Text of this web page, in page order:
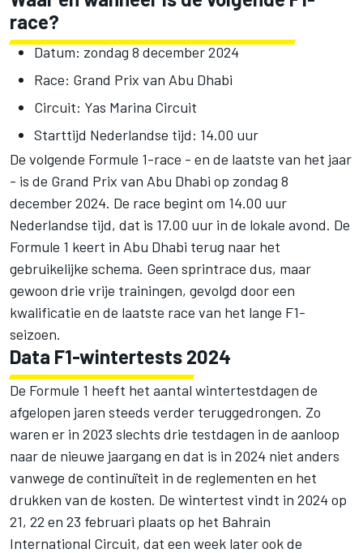
race?
Datum: zondag 8 december 2024
Race: Grand Prix van Abu Dhabi
Circuit: Yas Marina Circuit
Starttijd Nederlandse tijd: 14.00 uur
De volgende Formule 1-race - en de laatste van het jaar
- is de Grand Prix van Abu Dhabi op zondag 8
december 2024. De race begint om 14.00 uur
Nederlandse tijd, dat is 17.00 uur in de lokale avond. De
Formule 1 keert in Abu Dhabi terug naar het
gebruikelijke schema. Geen sprintrace dus, maar
gewoon drie vrije trainingen, gevolgd door een
kwalificatie en de laatste race van het lange F1-
seizoen.
Data F1-wintertests 2024
De Formule 1 heeft het aantal wintertestdagen de
afgelopen jaren steeds verder teruggedrongen. Zo
waren er in 2023 slechts drie testdagen in de aanloop
naar de nieuwe jaargang en dat is in 2024 niet anders
vanwege de continuïteit in de reglementen en het
drukken van de kosten. De wintertest vindt in 2024 op
21, 22 en 23 februari plaats op het Bahrain
International Circuit, dat een week later ook de